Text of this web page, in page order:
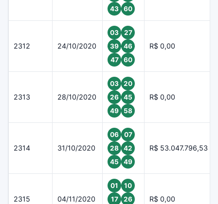
43
60
2312 24/10/2020
03
27
39
46
47
60
R$ 0,00
2313 28/10/2020
03
20
26
45
49
58
R$ 0,00
2314 31/10/2020
06
07
28
42
45
49
R$ 53.047.796,53
2315 04/11/2020
01
10
17
26
R$ 0,00